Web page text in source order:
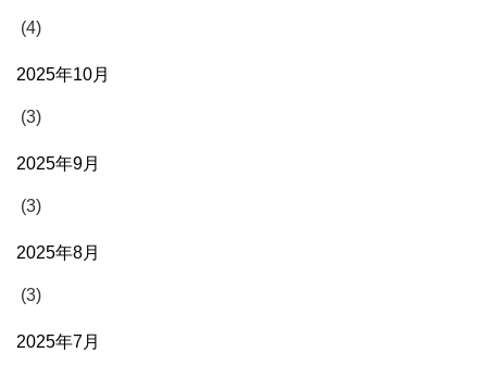
(4)
2025年10月
(3)
2025年9月
(3)
2025年8月
(3)
2025年7月